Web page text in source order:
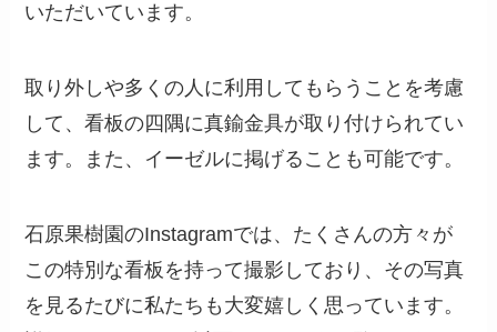
いただいています。
取り外しや多くの人に利用してもらうことを考慮
して、看板の四隅に真鍮金具が取り付けられてい
ます。また、イーゼルに掲げることも可能です。
石原果樹園のInstagramでは、たくさんの方々が
この特別な看板を持って撮影しており、その写真
を見るたびに私たちも大変嬉しく思っています。